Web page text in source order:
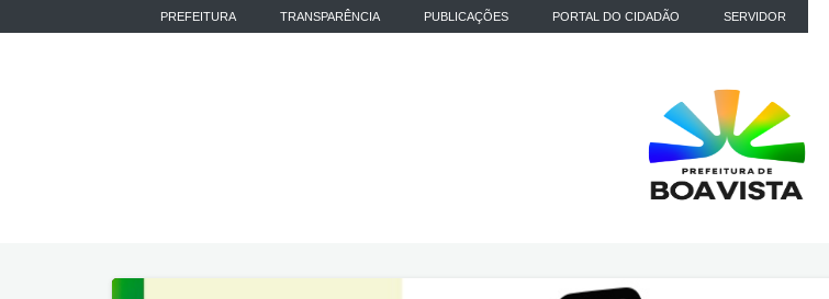
PREFEITURA TRANSPARÊNCIA PUBLICAÇÕES PORTAL DO CIDADÃO SERVIDOR